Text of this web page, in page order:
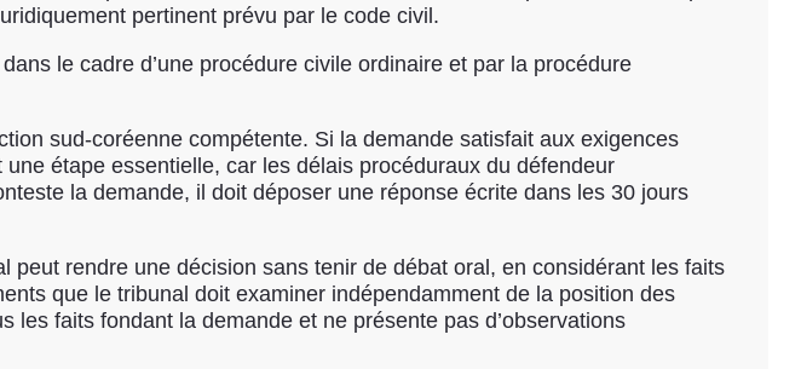
pertinent prévu par le code civil.
dans le cadre d’une procédure civile ordinaire et par la procédure
sud-coréenne compétente. Si la demande satisfait aux exigences
étape essentielle, car les délais procéduraux du défendeur
la demande, il doit déposer une réponse écrite dans les 30 jours
rendre une décision sans tenir de débat oral, en considérant les faits
que le tribunal doit examiner indépendamment de la position des
les faits fondant la demande et ne présente pas d’observations